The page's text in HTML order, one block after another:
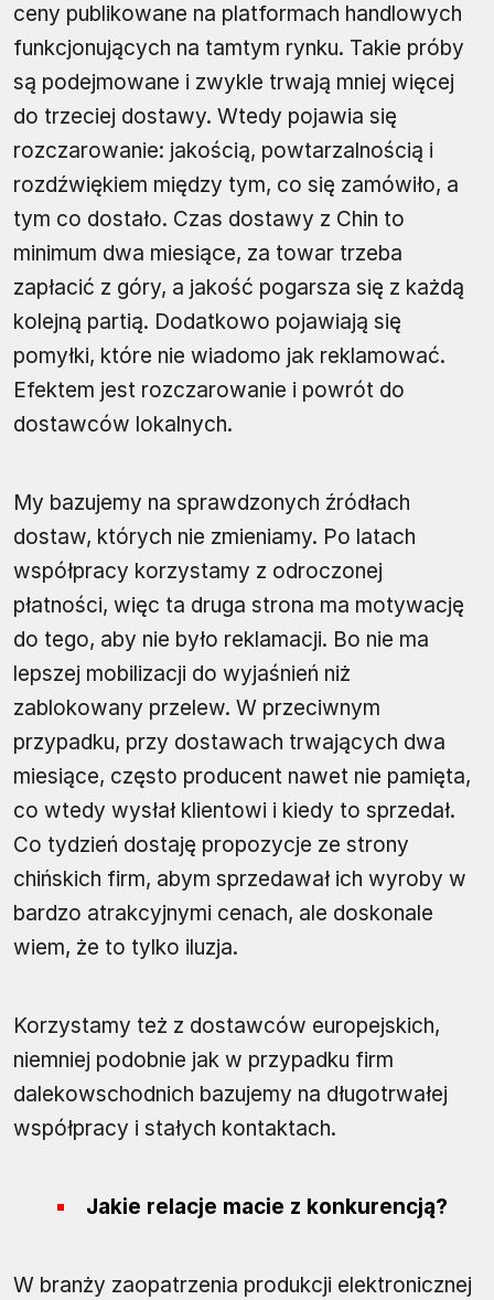
ceny publikowane na platformach handlowych
funkcjonujących na tamtym rynku. Takie próby
są podejmowane i zwykle trwają mniej więcej
do trzeciej dostawy. Wtedy pojawia się
rozczarowanie: jakością, powtarzalnością i
rozdźwiękiem między tym, co się zamówiło, a
tym co dostało. Czas dostawy z Chin to
minimum dwa miesiące, za towar trzeba
zapłacić z góry, a jakość pogarsza się z każdą
kolejną partią. Dodatkowo pojawiają się
pomyłki, które nie wiadomo jak reklamować.
Efektem jest rozczarowanie i powrót do
dostawców lokalnych.
My bazujemy na sprawdzonych źródłach
dostaw, których nie zmieniamy. Po latach
współpracy korzystamy z odroczonej
płatności, więc ta druga strona ma motywację
do tego, aby nie było reklamacji. Bo nie ma
lepszej mobilizacji do wyjaśnień niż
zablokowany przelew. W przeciwnym
przypadku, przy dostawach trwających dwa
miesiące, często producent nawet nie pamięta,
co wtedy wysłał klientowi i kiedy to sprzedał.
Co tydzień dostaję propozycje ze strony
chińskich firm, abym sprzedawał ich wyroby w
bardzo atrakcyjnymi cenach, ale doskonale
wiem, że to tylko iluzja.
Korzystamy też z dostawców europejskich,
niemniej podobnie jak w przypadku firm
dalekowschodnich bazujemy na długotrwałej
współpracy i stałych kontaktach.
Jakie relacje macie z konkurencją?
W branży zaopatrzenia produkcji elektronicznej